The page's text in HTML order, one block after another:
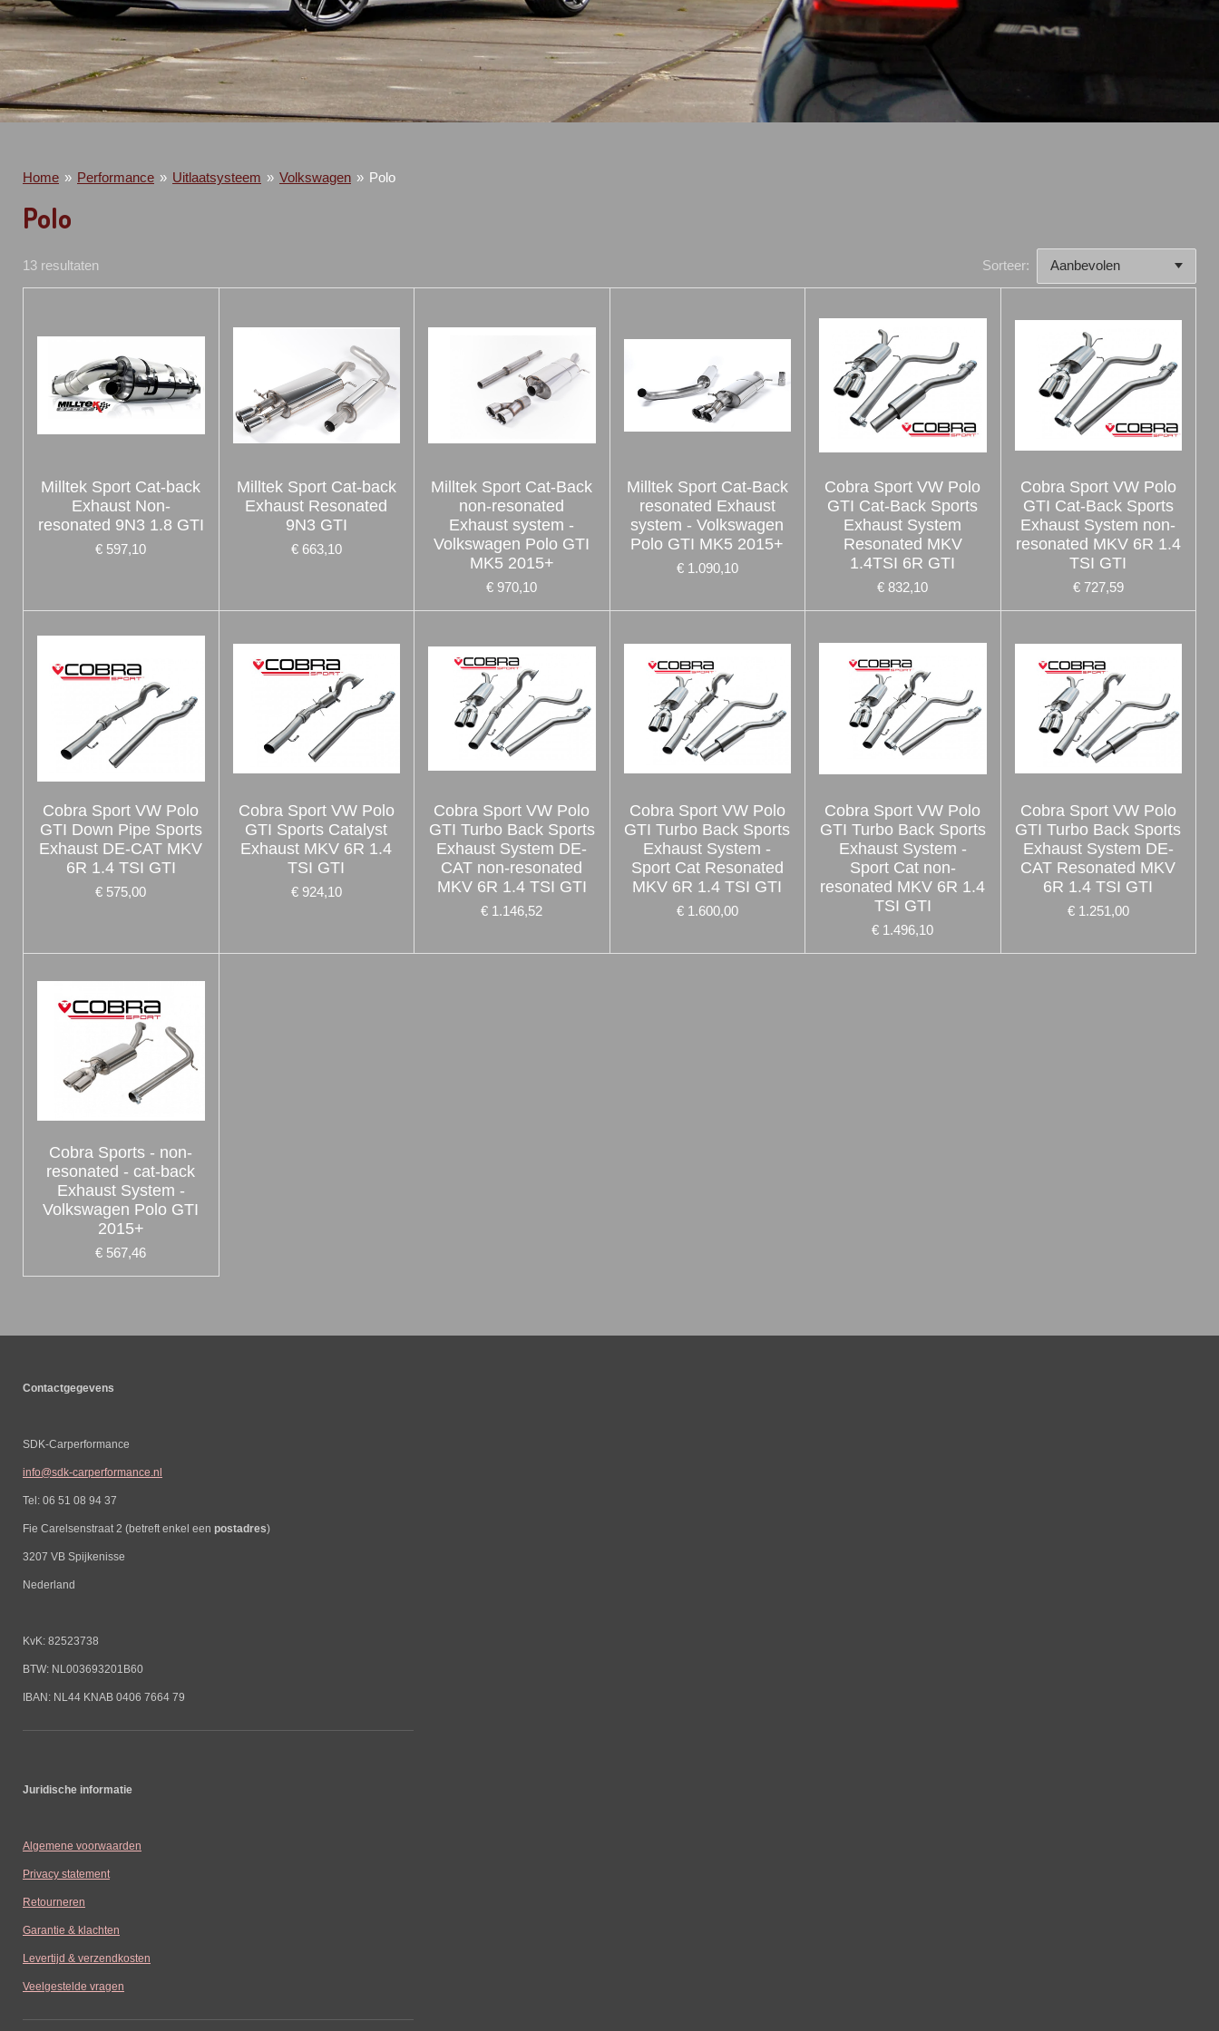
Home » Performance » Uitlaatsysteem » Volkswagen » Polo
Polo
13 resultaten Sorteer:
Milltek Sport Cat-back
Exhaust Non-
resonated 9N3 1.8 GTI
€ 597,10
Milltek Sport Cat-back
Exhaust Resonated
9N3 GTI
€ 663,10
Milltek Sport Cat-Back
non-resonated
Exhaust system -
Volkswagen Polo GTI
MK5 2015+
€ 970,10
Milltek Sport Cat-Back
resonated Exhaust
system - Volkswagen
Polo GTI MK5 2015+
€ 1.090,10
Cobra Sport VW Polo
GTI Cat-Back Sports
Exhaust System
Resonated MKV
1.4TSI 6R GTI
€ 832,10
Cobra Sport VW Polo
GTI Cat-Back Sports
Exhaust System non-
resonated MKV 6R 1.4
TSI GTI
€ 727,59
Cobra Sport VW Polo
GTI Down Pipe Sports
Exhaust DE-CAT MKV
6R 1.4 TSI GTI
€ 575,00
Cobra Sport VW Polo
GTI Sports Catalyst
Exhaust MKV 6R 1.4
TSI GTI
€ 924,10
Cobra Sport VW Polo
GTI Turbo Back Sports
Exhaust System DE-
CAT non-resonated
MKV 6R 1.4 TSI GTI
€ 1.146,52
Cobra Sport VW Polo
GTI Turbo Back Sports
Exhaust System -
Sport Cat Resonated
MKV 6R 1.4 TSI GTI
€ 1.600,00
Cobra Sport VW Polo
GTI Turbo Back Sports
Exhaust System -
Sport Cat non-
resonated MKV 6R 1.4
TSI GTI
€ 1.496,10
Cobra Sport VW Polo
GTI Turbo Back Sports
Exhaust System DE-
CAT Resonated MKV
6R 1.4 TSI GTI
€ 1.251,00
Cobra Sports - non-
resonated - cat-back
Exhaust System -
Volkswagen Polo GTI
2015+
€ 567,46
Contactgegevens
SDK-Carperformance
info@sdk-carperformance.nl
Tel: 06 51 08 94 37
Fie Carelsenstraat 2 (betreft enkel een postadres)
3207 VB Spijkenisse
Nederland
KvK: 82523738
BTW: NL003693201B60
IBAN: NL44 KNAB 0406 7664 79
Juridische informatie
Algemene voorwaarden
Privacy statement
Retourneren
Garantie & klachten
Levertijd & verzendkosten
Veelgestelde vragen